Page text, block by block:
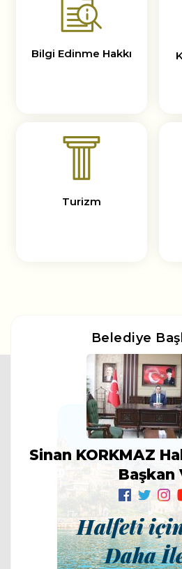
Bilgi Edinme Hakkı
Turizm
Belediye
Sinan KORKMAZ
Başkan
Halfeti
Daha